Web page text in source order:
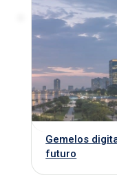
Gemelos
futuro